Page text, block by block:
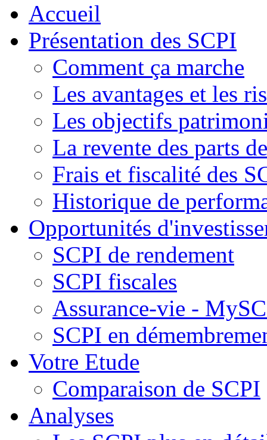
Accueil
Présentation des SCPI
Comment ça marche
Les avantages et les
Les objectifs
La revente des parts
Frais et fiscalité des
Historique de
Opportunités
SCPI de rendement
SCPI fiscales
Assurance-vie -
SCPI en
Votre Etude
Comparaison de SCPI
Analyses